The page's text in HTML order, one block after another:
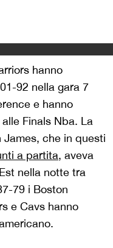
hanno
92 nella gara 7
e hanno
Finals Nba. La
che in questi
a partita, aveva
nella notte tra
79 i Boston
e Cavs hanno